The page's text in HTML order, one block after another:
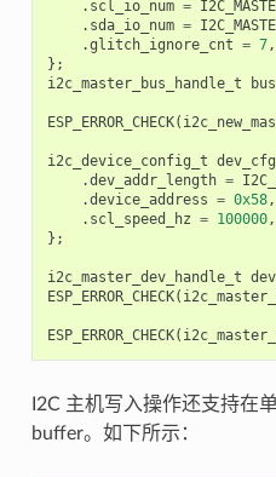
. scl_io_num =
. sda_io_num =
.glitch_ignore_cnt = 7,
};
i2c_master_bus_handle_t
ESP_ERROR_CHECK(
i2c_device_config_t dev_cfg
.dev_addr_length =
.device_address = 0x58,
. scl_speed_hz = 100000,
};
i2c_master_dev_handle_t
ESP_ERROR_CHECK(
ESP_ERROR_CHECK(
I2C 主机写入操作还支持在
buffer。如下所示：